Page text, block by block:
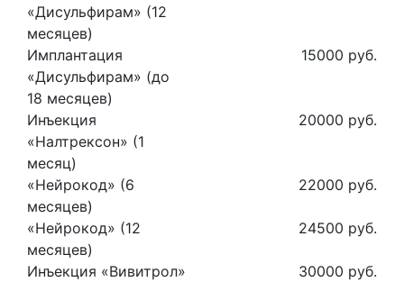
«Дисульфирам» (12
месяцев)
Имплантация
«Дисульфирам» (до
18 месяцев)
15000 руб.
Инъекция
«Налтрексон» (1
месяц)
20000 руб.
«Нейрокод» (6
месяцев)
22000 руб.
«Нейрокод» (12
месяцев)
24500 руб.
Инъекция «Вивитрол»
30000 руб.